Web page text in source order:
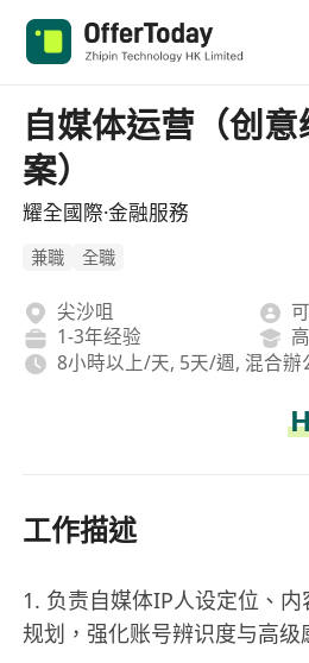
自媒体运营（创意
案）
耀全國際·金融服務
兼職 全職
尖沙咀
1-3年经验
8小時以上/天, 5天/週, 混合辦
工作描述
1. 负责自媒体IP人设定位、
规划，强化账号辨识度与高级